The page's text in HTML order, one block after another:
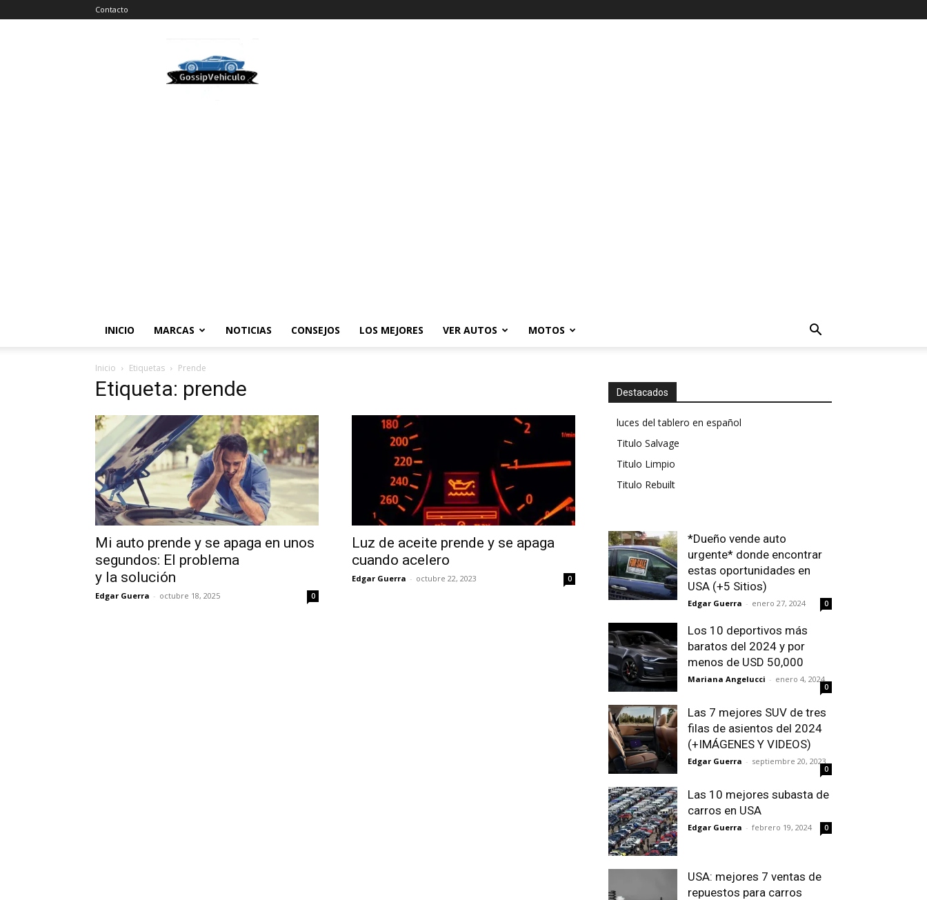
Contacto
Vehiculos
INICIO MARCAS NOTICIAS CONSEJOS LOS MEJORES VER AUTOS MOTOS
Inicio Etiquetas Prende
Etiqueta: prende
Mi auto prende y se apaga en unos
segundos: El problema
y la solución
Edgar Guerra - octubre 18, 2025 0
Luz de aceite prende y se apaga
cuando acelero
Edgar Guerra - octubre 22, 2023 0
Destacados
luces del tablero en español
Titulo Salvage
Titulo Limpio
Titulo Rebuilt
*Dueño vende auto
urgente* donde encontrar
estas oportunidades en
USA (+5 Sitios)
Edgar Guerra - enero 27, 2024 0
Los 10 deportivos más
baratos del 2024 y por
menos de USD 50,000
Mariana Angelucci - enero 4, 2024
0
Las 7 mejores SUV de tres
filas de asientos del 2024
(+IMÁGENES Y VIDEOS)
Edgar Guerra - septiembre 20, 2023
0
Las 10 mejores subasta de
carros en USA
Edgar Guerra - febrero 19, 2024 0
USA: mejores 7 ventas de
repuestos para carros